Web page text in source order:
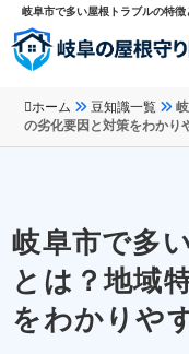
岐阜市で多い屋根トラブルの特
ホーム 豆知識一覧
の劣化要因と対策をわかり
岐阜市で多
とは？地域
をわかりや